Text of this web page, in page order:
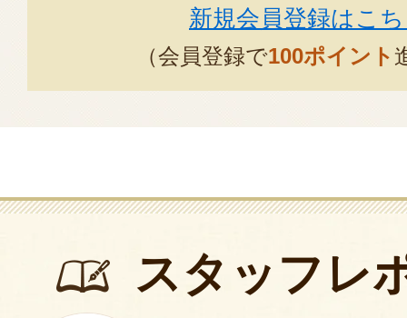
新規会員登録はこ
（会員登録で100ポイント
スタッフレ